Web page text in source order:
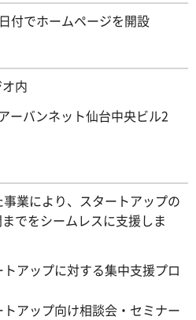
でホームページを開設
内
ーバンネット仙台中央ビル2
業により、スタートアップの
でをシームレスに支援しま
アップに対する集中支援プロ
アップ向け相談会・セミナー